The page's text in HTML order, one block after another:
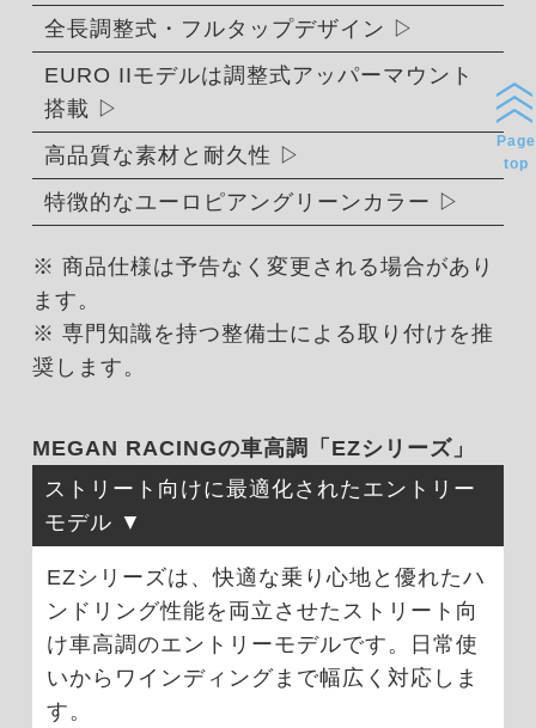
全長調整式・フルタップデザイン
EURO IIモデルは調整式アッパーマウント
搭載
高品質な素材と耐久性
特徴的なユーロピアングリーンカラー
※ 商品仕様は予告なく変更される場合があり
ます。
※ 専門知識を持つ整備士による取り付けを推
奨します。
MEGAN RACINGの車高調「EZシリーズ」
ストリート向けに最適化されたエントリー
モデル
EZシリーズは、快適な乗り心地と優れたハ
ンドリング性能を両立させたストリート向
け車高調のエントリーモデルです。日常使
いからワインディングまで幅広く対応しま
す。
Page
top